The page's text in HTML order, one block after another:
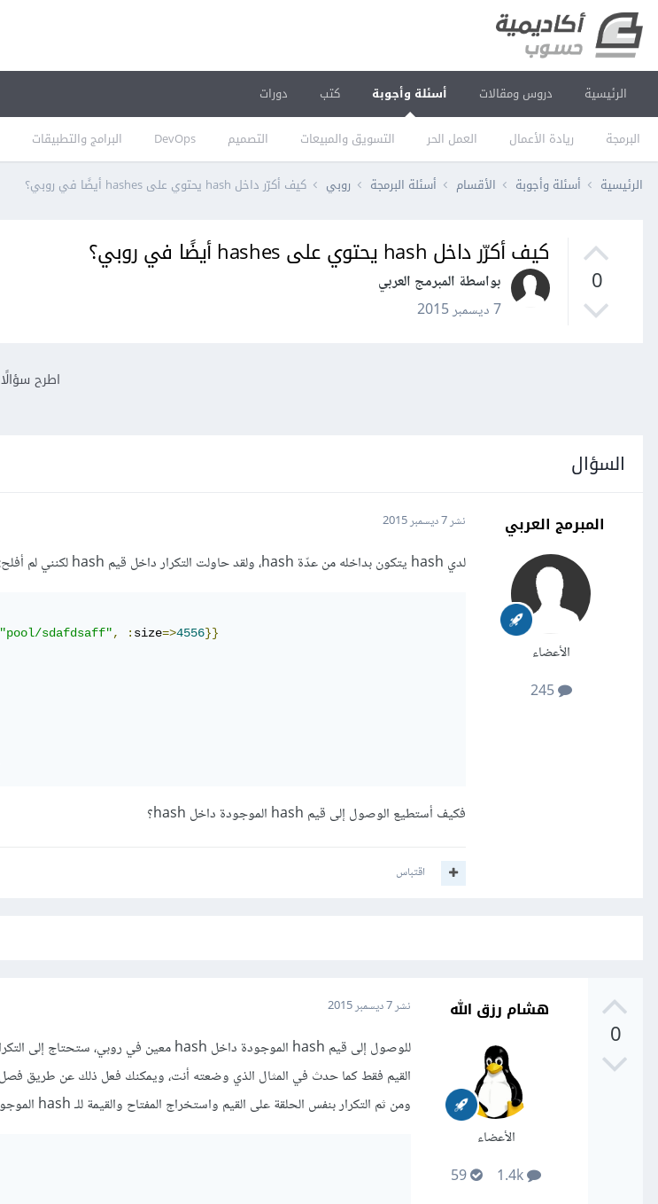
الرئيسية دروس ومقالات أسئلة وأجوبة
البرمجة ريادة الأعمال العمل الحر التسويق والمبيعات التصميم DevOps البرامج والتطبيقات
كتب دورات
الرئيسية أسئلة وأجوبة الأقسام أسئلة البرمجة روبي كيف أكرّر داخل hash يحتوي على hashes أيضًا في روبي؟
0
كيف أكرّر داخل hash يحتوي على hashes أيضًا في روبي؟
بواسطة المبرمج العربي
7 ديسمبر 2015
اطرح سؤالًا
السؤال
المبرمج العربي
الأعضاء
245
نشر7 ديسمبر 2015
لدي hash يتكون بداخله من عدّة hash، ولقد حاولت التكرار داخل قيم hash لكنني لم أفلح:
"pool/sdafdsaff", : size=>4556}}
فكيف أستطيع الوصول إلى قيم hash الموجودة داخل hash؟
اقتباس
0
هشام رزق الله
الأعضاء
نشر7 ديسمبر 2015
ومن ثم التكرار بنفس الحلقة على القيم واستخراج المفتاح والقيمة للـ hash الموجود داخل hash كما في المثال التالي: